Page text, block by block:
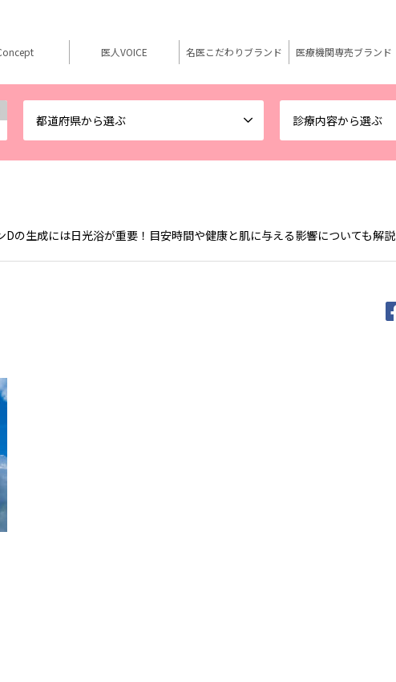
都道府県から選ぶ 診療内容から選ぶ
医人VOICE 名医こだわりブランド 医療機関専売ブランド
Dの生成には日光浴が重要！目安時間や健康と肌に与える影響についても解説